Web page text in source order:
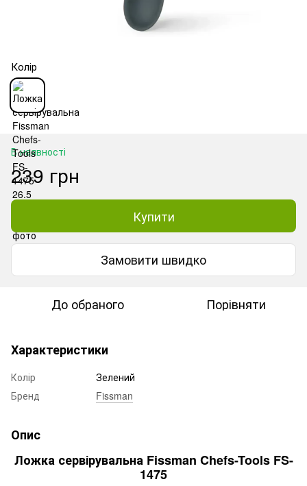
Колір
В наявності
239 грн
Купити
Замовити швидко
До обраного Порівняти
Характеристики
Колір
Зелений
Бренд
Fissman
Опис
Ложка сервірувальна Fissman Chefs-Tools FS-
1475